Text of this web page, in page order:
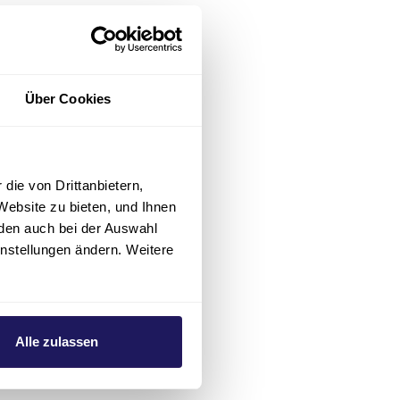
Über Cookies
von Drittanbietern,
zu bieten, und Ihnen
auch bei der Auswahl
ändern. Weitere
Alle zulassen
030
und
sichern
Standorte